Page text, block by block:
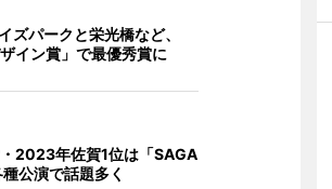
ズパークと栄光橋など、
ザイン賞」で最優秀賞に
2023年佐賀1位は「SAGA
公演で話題多く